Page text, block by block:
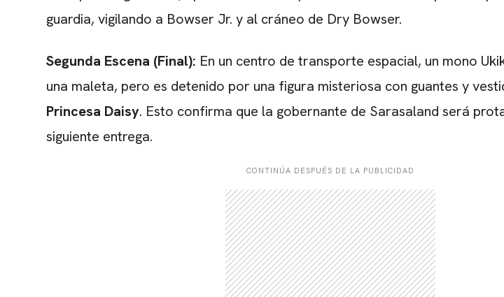
guardia, vigilando a Bowser Jr. y al cráneo de Dry Bowser.
Segunda Escena (Final): En un centro de transporte espacial, un mono
una maleta, pero es detenido por una figura misteriosa con guantes y
Princesa Daisy. Esto confirma que la gobernante de Sarasaland será
siguiente entrega.
CONTINÚA DESPUÉS DE LA PUBLICIDAD